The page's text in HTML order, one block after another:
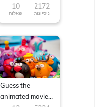
10
שאלות
2172
ניסיונות
Guess the
animated movie